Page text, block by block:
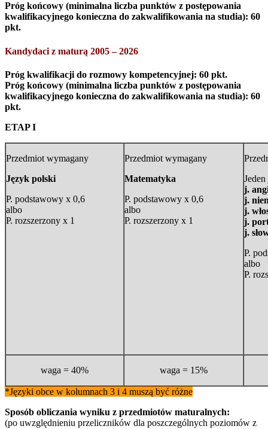
Próg końcowy (minimalna liczba punktów z postępowania
kwalifikacyjnego konieczna do zakwalifikowania na studia): 60
pkt.
Kandydaci z maturą 2005 – 2026
Próg kwalifikacji do rozmowy kompetencyjnej: 60 pkt.
Próg końcowy (minimalna liczba punktów z postępowania
kwalifikacyjnego konieczna do zakwalifikowania na studia): 60
pkt.
ETAP I
Przedmiot wymagany
Język polski
P. podstawowy x 0,6
albo
P. rozszerzony x 1
Przedmiot wymagany
Matematyka
P. podstawowy x 0,6
albo
P. rozszerzony x 1
j.
j.
j.
j.
j.
P.
albo
P.
waga = 40% waga = 15%
*Języki obce w kolumnach 3 i 4 muszą być różne
Sposób obliczania wyniku z przedmiotów maturalnych:
(po uwzględnieniu przeliczników dla poszczególnych poziomów z